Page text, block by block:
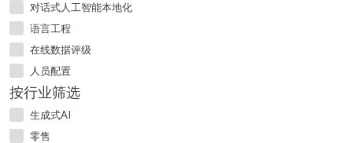
对话式人工智能本地化
语言工程
在线数据评级
人员配置
按行业筛选
生成式AI
零售